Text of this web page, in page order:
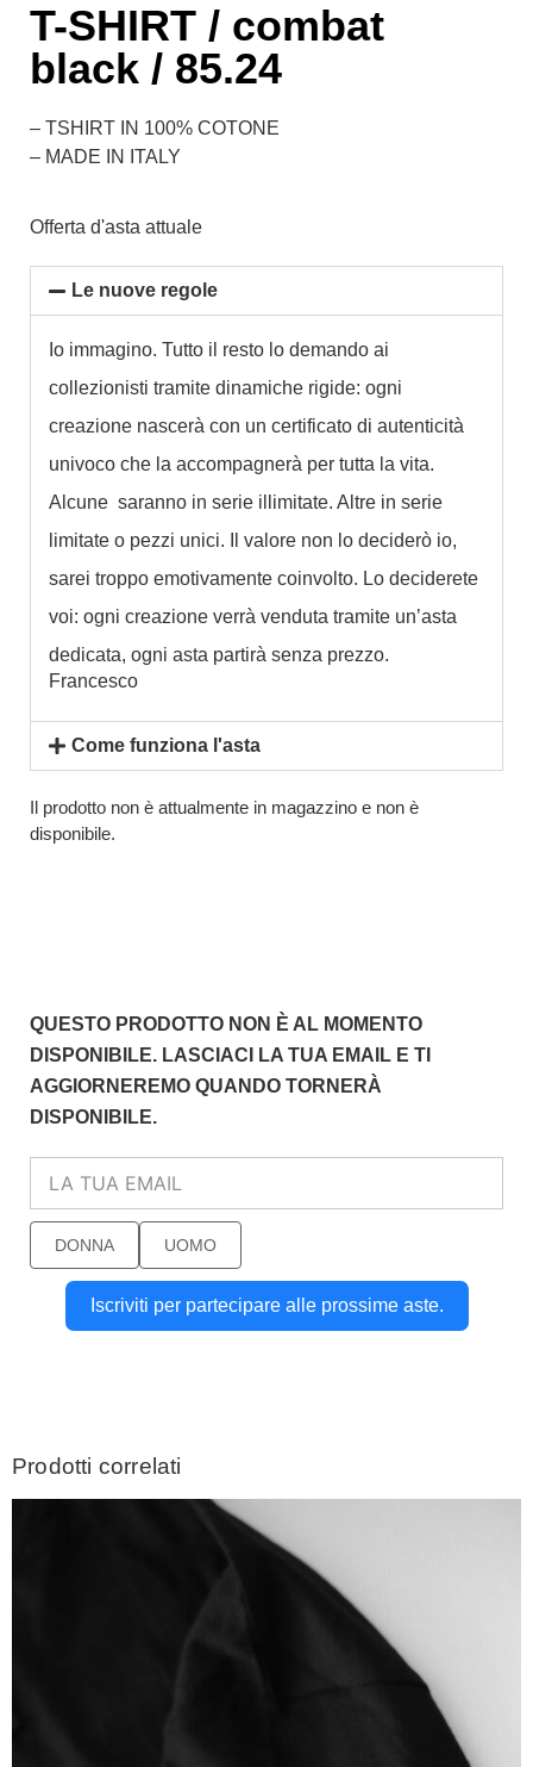
T-SHIRT / combat
black / 85.24
– TSHIRT IN 100% COTONE
– MADE IN ITALY
Offerta d'asta attuale
Le nuove regole
Io immagino. Tutto il resto lo demando ai
collezionisti tramite dinamiche rigide: ogni
creazione nascerà con un certificato di autenticità
univoco che la accompagnerà per tutta la vita.
Alcune saranno in serie illimitate. Altre in serie
limitate o pezzi unici. Il valore non lo deciderò io,
sarei troppo emotivamente coinvolto. Lo deciderete
voi: ogni creazione verrà venduta tramite un’asta
dedicata, ogni asta partirà senza prezzo.
Francesco
Come funziona l'asta
Il prodotto non è attualmente in magazzino e non è
disponibile.
QUESTO PRODOTTO NON È AL MOMENTO
DISPONIBILE. LASCIACI LA TUA EMAIL E TI
AGGIORNEREMO QUANDO TORNERÀ
DISPONIBILE.
DONNA UOMO
Iscriviti per partecipare alle prossime aste.
Prodotti correlati